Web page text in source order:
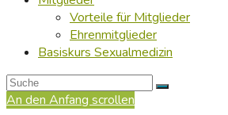
Vorteile für Mitglieder
Ehrenmitglieder
Basiskurs Sexualmedizin
An den Anfang scrollen